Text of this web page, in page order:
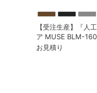
【受注生産】『人
ア MUSE BLM-
ック』※ピロークッ
お見積り